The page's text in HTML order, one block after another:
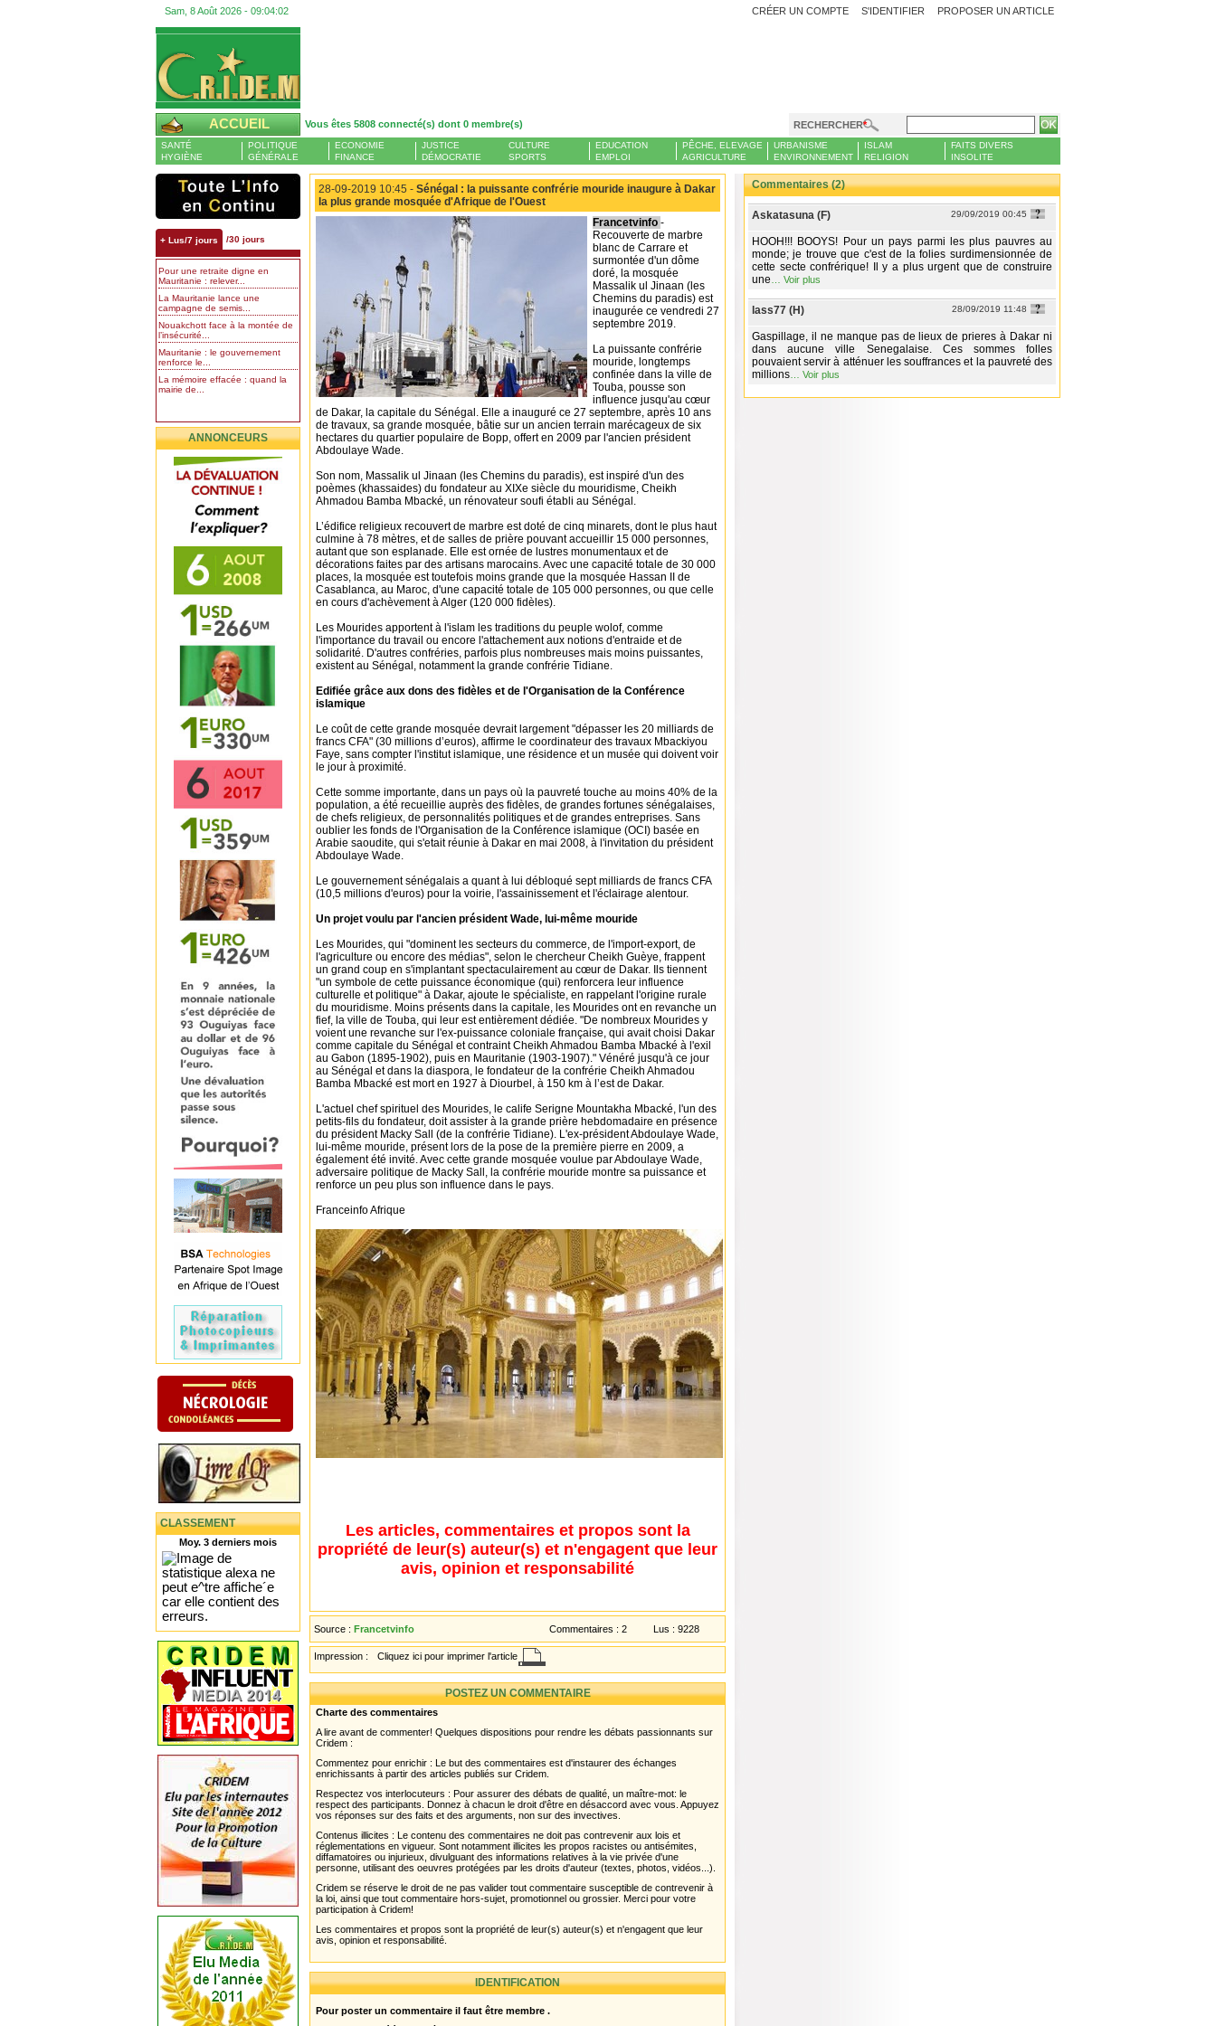
Sam, 8 Août 2026 - 09:04:03 PROPOSER UN ARTICLE
CRÉER UN COMPTE S'IDENTIFIER
ACCUEIL Vous êtes 5808 connecté(s) dont 0 membre(s) RECHERCHER
SANTÉ
HYGIÈNE
POLITIQUE
GÉNÉRALE
ECONOMIE
FINANCE
JUSTICE
DÉMOCRATIE
CULTURE
SPORTS
EDUCATION
EMPLOI
PÊCHE, ELEVAGE
AGRICULTURE
URBANISME
ENVIRONNEMENT
ISLAM
RELIGION
FAITS DIVERS
INSOLITE
+ Lus/7 jours /30 jours
Pour une retraite digne en
Mauritanie : relever...
La Mauritanie lance une
campagne de semis...
Nouakchott face à la montée de
l’insécurité...
Mauritanie : le gouvernement
renforce le...
La mémoire effacée : quand la
mairie de...
ANNONCEURS
CLASSEMENT
Moy. 3 derniers mois
28-09-2019 10:45 - Sénégal : la puissante confrérie mouride inaugure à Dakar
la plus grande mosquée d'Afrique de l'Ouest
Francetvinfo -
Recouverte de marbre
blanc de Carrare et
surmontée d'un dôme
doré, la mosquée
Massalik ul Jinaan (les
Chemins du paradis) est
inaugurée ce vendredi 27
septembre 2019.
La puissante confrérie
mouride, longtemps
confinée dans la ville de
Touba, pousse son
influence jusqu'au cœur
de Dakar, la capitale du Sénégal. Elle a inauguré ce 27 septembre, après 10 ans
de travaux, sa grande mosquée, bâtie sur un ancien terrain marécageux de six
hectares du quartier populaire de Bopp, offert en 2009 par l'ancien président
Abdoulaye Wade.
Son nom, Massalik ul Jinaan (les Chemins du paradis), est inspiré d'un des
poèmes (khassaides) du fondateur au XIXe siècle du mouridisme, Cheikh
Ahmadou Bamba Mbacké, un rénovateur soufi établi au Sénégal.
L’édifice religieux recouvert de marbre est doté de cinq minarets, dont le plus haut
culmine à 78 mètres, et de salles de prière pouvant accueillir 15 000 personnes,
autant que son esplanade. Elle est ornée de lustres monumentaux et de
décorations faites par des artisans marocains. Avec une capacité totale de 30 000
places, la mosquée est toutefois moins grande que la mosquée Hassan II de
Casablanca, au Maroc, d'une capacité totale de 105 000 personnes, ou que celle
en cours d'achèvement à Alger (120 000 fidèles).
Les Mourides apportent à l'islam les traditions du peuple wolof, comme
l'importance du travail ou encore l'attachement aux notions d'entraide et de
solidarité. D'autres confréries, parfois plus nombreuses mais moins puissantes,
existent au Sénégal, notamment la grande confrérie Tidiane.
Edifiée grâce aux dons des fidèles et de l'Organisation de la Conférence
islamique
Le coût de cette grande mosquée devrait largement "dépasser les 20 milliards de
francs CFA" (30 millions d’euros), affirme le coordinateur des travaux Mbackiyou
Faye, sans compter l'institut islamique, une résidence et un musée qui doivent voir
le jour à proximité.
Cette somme importante, dans un pays où la pauvreté touche au moins 40% de la
population, a été recueillie auprès des fidèles, de grandes fortunes sénégalaises,
de chefs religieux, de personnalités politiques et de grandes entreprises. Sans
oublier les fonds de l'Organisation de la Conférence islamique (OCI) basée en
Arabie saoudite, qui s'etait réunie à Dakar en mai 2008, à l'invitation du président
Abdoulaye Wade.
Le gouvernement sénégalais a quant à lui débloqué sept milliards de francs CFA
(10,5 millions d'euros) pour la voirie, l'assainissement et l'éclairage alentour.
Un projet voulu par l'ancien président Wade, lui-même mouride
Les Mourides, qui "dominent les secteurs du commerce, de l'import-export, de
l'agriculture ou encore des médias", selon le chercheur Cheikh Guèye, frappent
un grand coup en s'implantant spectaculairement au cœur de Dakar. Ils tiennent
"un symbole de cette puissance économique (qui) renforcera leur influence
culturelle et politique" à Dakar, ajoute le spécialiste, en rappelant l'origine rurale
du mouridisme. Moins présents dans la capitale, les Mourides ont en revanche un
fief, la ville de Touba, qui leur est entièrement dédiée. "De nombreux Mourides y
voient une revanche sur l'ex-puissance coloniale française, qui avait choisi Dakar
comme capitale du Sénégal et contraint Cheikh Ahmadou Bamba Mbacké à l'exil
au Gabon (1895-1902), puis en Mauritanie (1903-1907)." Vénéré jusqu'à ce jour
au Sénégal et dans la diaspora, le fondateur de la confrérie Cheikh Ahmadou
Bamba Mbacké est mort en 1927 à Diourbel, à 150 km à l’est de Dakar.
L'actuel chef spirituel des Mourides, le calife Serigne Mountakha Mbacké, l'un des
petits-fils du fondateur, doit assister à la grande prière hebdomadaire en présence
du président Macky Sall (de la confrérie Tidiane). L'ex-président Abdoulaye Wade,
lui-même mouride, présent lors de la pose de la première pierre en 2009, a
également été invité. Avec cette grande mosquée voulue par Abdoulaye Wade,
adversaire politique de Macky Sall, la confrérie mouride montre sa puissance et
renforce un peu plus son influence dans le pays.
Franceinfo Afrique
Les articles, commentaires et propos sont la
propriété de leur(s) auteur(s) et n'engagent que leur
avis, opinion et responsabilité
Source : Francetvinfo Commentaires : 2 Lus : 9228
Impression : Cliquez ici pour imprimer l'article
POSTEZ UN COMMENTAIRE
Charte des commentaires
A lire avant de commenter! Quelques dispositions pour rendre les débats passionnants sur
Cridem :
Commentez pour enrichir : Le but des commentaires est d'instaurer des échanges
enrichissants à partir des articles publiés sur Cridem.
Respectez vos interlocuteurs : Pour assurer des débats de qualité, un maître-mot: le
respect des participants. Donnez à chacun le droit d'être en désaccord avec vous. Appuyez
vos réponses sur des faits et des arguments, non sur des invectives.
Contenus illicites : Le contenu des commentaires ne doit pas contrevenir aux lois et
réglementations en vigueur. Sont notamment illicites les propos racistes ou antisémites,
diffamatoires ou injurieux, divulguant des informations relatives à la vie privée d'une
personne, utilisant des oeuvres protégées par les droits d'auteur (textes, photos, vidéos...).
Cridem se réserve le droit de ne pas valider tout commentaire susceptible de contrevenir à
la loi, ainsi que tout commentaire hors-sujet, promotionnel ou grossier. Merci pour votre
participation à Cridem!
Les commentaires et propos sont la propriété de leur(s) auteur(s) et n'engagent que leur
avis, opinion et responsabilité.
IDENTIFICATION
Pour poster un commentaire il faut être membre .
Commentaires (2)
Askatasuna (F) 29/09/2019 00:45
HOOH!!! BOOYS! Pour un pays parmi les plus pauvres au
monde; je trouve que c'est de la folies surdimensionnée de
cette secte confrérique! Il y a plus urgent que de construire
une
Voir plus
lass77 (H) 28/09/2019 11:48
Gaspillage, il ne manque pas de lieux de prieres à Dakar ni
dans aucune ville Senegalaise. Ces sommes folles
pouvaient servir à atténuer les souffrances et la pauvreté des
millions
Voir plus